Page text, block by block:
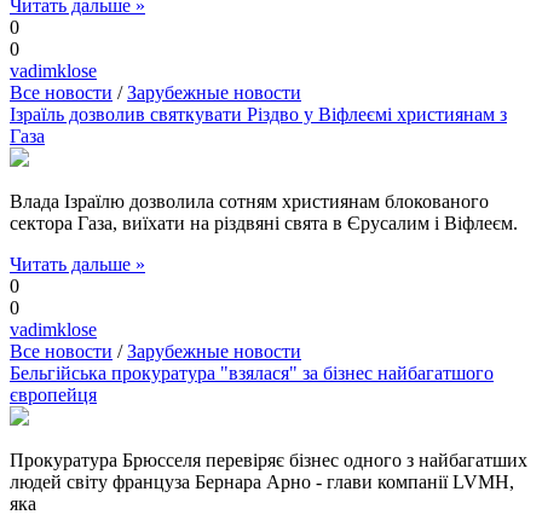
Читать дальше »
0
0
vadimklose
Все новости /Зарубежные новости
Ізраїль дозволив святкувати Різдво у Віфлеємі християнам з
Газа
Влада Ізраїлю дозволила сотням християнам блокованого
сектора Газа, виїхати на різдвяні свята в Єрусалим і Віфлеєм.
Читать дальше »
0
0
vadimklose
Все новости /Зарубежные новости
Бельгійська прокуратура "взялася" за бізнес найбагатшого
європейця
Прокуратура Брюсселя перевіряє бізнес одного з найбагатших
людей світу француза Бернара Арно - глави компанії LVMH,
яка